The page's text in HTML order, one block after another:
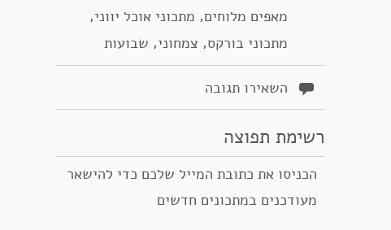
מאפים מלוחים, מתכוני אוכל יווני,
מתכוני בורקס, צמחוני, שבועות
השאירו תגובה
רשימת תפוצה
הכניסו את כתובת המייל שלכם כדי להישאר
מעודכנים במתכונים חדשים